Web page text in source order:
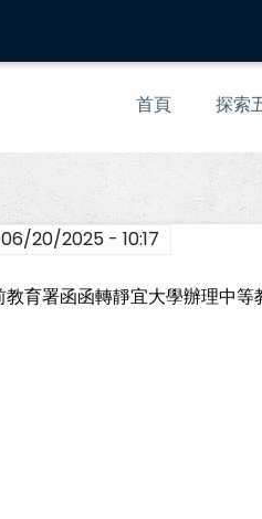
Main
navigation
首頁 探索
20/2025 - 10:17
育署函函轉靜宜大學辦理中